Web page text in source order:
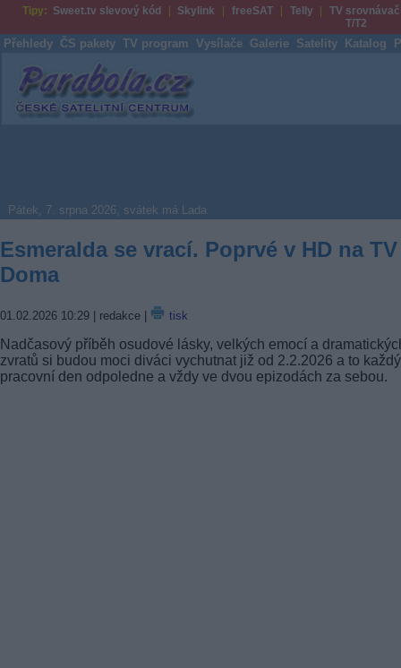
Tipy: Sweet.tv slevový kód Skylink freeSAT Telly
TV srovnávač
T/T2
Přehledy ČS pakety TV program Vysílače Galerie Satelity Katalog
Parabola.cz
Pátek, 7. srpna 2026, svátek má Lada
Esmeralda se vrací. Poprvé v HD na TV
Doma
01.02.2026 10:29 | redakce | tisk
Nadčasový příběh osudové lásky, velkých emocí a
zvratů si budou moci diváci vychutnat již od 2.2.2026 a to každý
pracovní den odpoledne a vždy ve dvou epizodách za sebou.